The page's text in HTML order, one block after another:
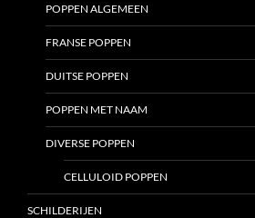
POPPEN ALGEMEEN
FRANSE POPPEN
DUITSE POPPEN
POPPEN MET NAAM
DIVERSE POPPEN
CELLULOID POPPEN
SCHILDERIJEN